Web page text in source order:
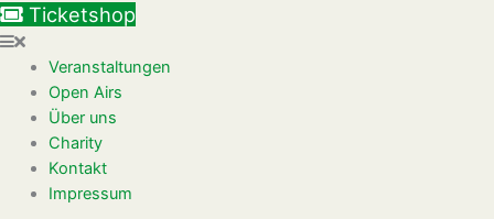
Ticketshop
Veranstaltungen
Open Airs
Über uns
Charity
Kontakt
Impressum